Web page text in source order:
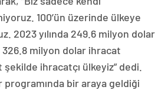
100’ün üzerinde ülkeye
2023 yılında 249.6 milyon dolar
326.8 milyon dolar ihracat
ihracatçı ülkeyiz” dedi.
programında bir araya geldiği